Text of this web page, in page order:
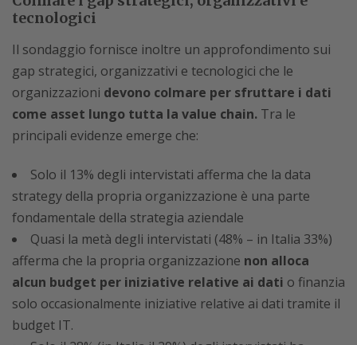
tecnologici
Il sondaggio fornisce inoltre un approfondimento sui
gap strategici, organizzativi e tecnologici che le
organizzazioni devono colmare per sfruttare i dati
come asset lungo tutta la value chain. Tra le
principali evidenze emerge che:
Solo il 13% degli intervistati afferma che la data
strategy della propria organizzazione è una parte
fondamentale della strategia aziendale
Quasi la metà degli intervistati (48% – in Italia 33%)
afferma che la propria organizzazione non alloca
alcun budget per iniziative relative ai dati o finanzia
solo occasionalmente iniziative relative ai dati tramite il
budget IT.